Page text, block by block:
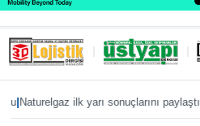
ilk yarı sonuçlarını paylaştı|